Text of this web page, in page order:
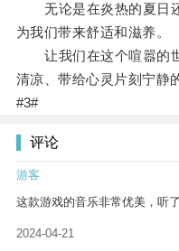
无论是在炎热的夏日还
为我们带来舒适和滋养。
让我们在这个喧嚣的世
清凉、带给心灵片刻宁静
#3#
评论
游客
这款游戏的音乐非常优美，听
2024-04-21